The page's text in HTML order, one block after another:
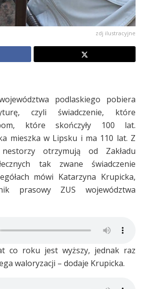
zdj ilustracyjne
podlaskiego pobiera
czyli świadczenie, które
które skończyły 100 lat.
mieszka w Lipsku i ma 110 lat. Z
otrzymują od Zakładu
tak zwane świadczenie
mówi Katarzyna Krupicka,
prasowy ZUS województwa
co roku jest wyższy, jednak raz
waloryzacji – dodaje Krupicka.